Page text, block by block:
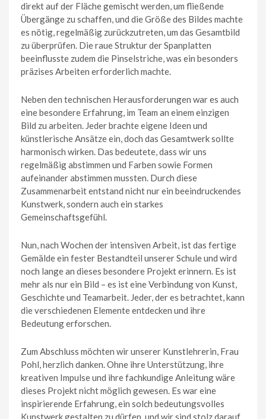
direkt auf der Fläche gemischt werden, um fließende
Übergänge zu schaffen, und die Größe des Bildes machte
es nötig, regelmäßig zurückzutreten, um das Gesamtbild
zu überprüfen. Die raue Struktur der Spanplatten
beeinflusste zudem die Pinselstriche, was ein besonders
präzises Arbeiten erforderlich machte.
Neben den technischen Herausforderungen war es auch
eine besondere Erfahrung, im Team an einem einzigen
Bild zu arbeiten. Jeder brachte eigene Ideen und
künstlerische Ansätze ein, doch das Gesamtwerk sollte
harmonisch wirken. Das bedeutete, dass wir uns
regelmäßig abstimmen und Farben sowie Formen
aufeinander abstimmen mussten. Durch diese
Zusammenarbeit entstand nicht nur ein beeindruckendes
Kunstwerk, sondern auch ein starkes
Gemeinschaftsgefühl.
Nun, nach Wochen der intensiven Arbeit, ist das fertige
Gemälde ein fester Bestandteil unserer Schule und wird
noch lange an dieses besondere Projekt erinnern. Es ist
mehr als nur ein Bild – es ist eine Verbindung von Kunst,
Geschichte und Teamarbeit. Jeder, der es betrachtet, kann
die verschiedenen Elemente entdecken und ihre
Bedeutung erforschen.
Zum Abschluss möchten wir unserer Kunstlehrerin, Frau
Pohl, herzlich danken. Ohne ihre Unterstützung, ihre
kreativen Impulse und ihre fachkundige Anleitung wäre
dieses Projekt nicht möglich gewesen. Es war eine
inspirierende Erfahrung, ein solch bedeutungsvolles
Kunstwerk gestalten zu dürfen, und wir sind stolz darauf,